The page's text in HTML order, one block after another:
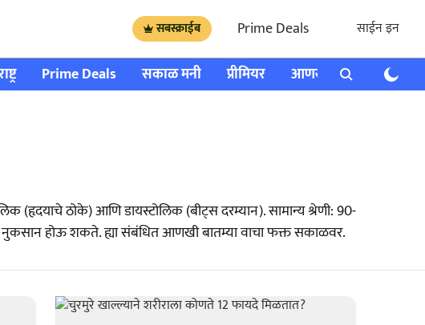
सबस्क्राईब Prime Deals साईन इन
Prime Deals सकाळ मनी प्रीमियर आणखी राशी भविष्य
(हृदयाचे ठोके) आणि डायस्टोलिक (बीट्स दरम्यान). सामान्य श्रेणी: 90-
नुकसान होऊ शकते. ह्या संबंधित आणखी बातम्या वाचा फक्त सकाळवर.